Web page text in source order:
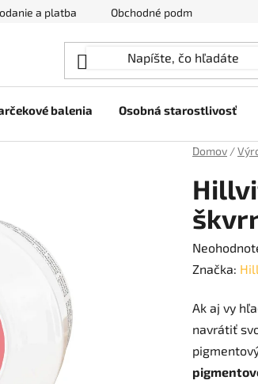
a platba Obchodné podmienky
balenia Osobná starostlivosť
Domov /
Priemerné
hodnotenie
je
0,0
z
5
Značka:
Ak aj vy
navrátiť